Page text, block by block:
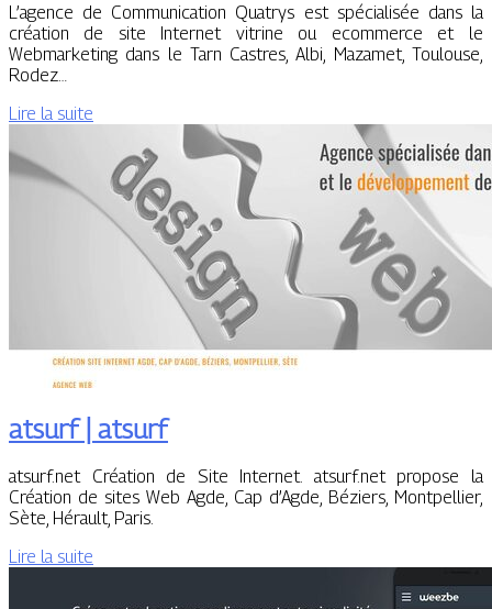
L’agence de Communication Quatrys est spécialisée dans la
création de site Internet vitrine ou ecommerce et le
Webmarketing dans le Tarn Castres, Albi, Mazamet, Toulouse,
Rodez…
Lire la suite
atsurf | atsurf
atsurf.net Création de Site Internet. atsurf.net propose la
Création de sites Web Agde, Cap d’Agde, Béziers, Montpellier,
Sète, Hérault, Paris.
Lire la suite